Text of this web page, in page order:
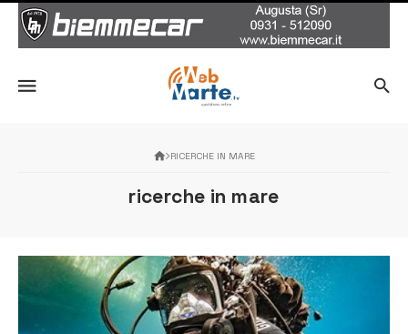
RICERCHE IN MARE
ricerche in mare